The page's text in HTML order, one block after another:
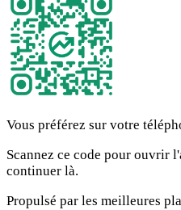
Vous préférez sur votre
Scannez ce code pour ouvrir
continuer là.
Propulsé par les meilleures